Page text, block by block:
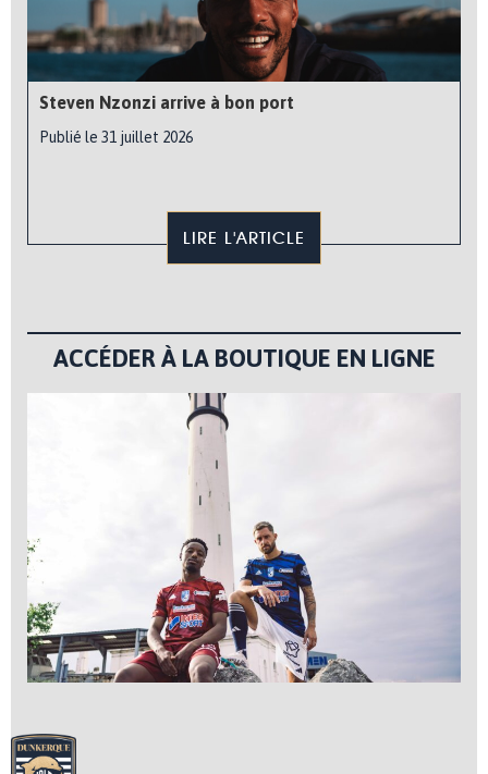
Steven Nzonzi arrive à bon port
Publié le 31 juillet 2026
LIRE L'ARTICLE
ACCÉDER À LA BOUTIQUE EN LIGNE